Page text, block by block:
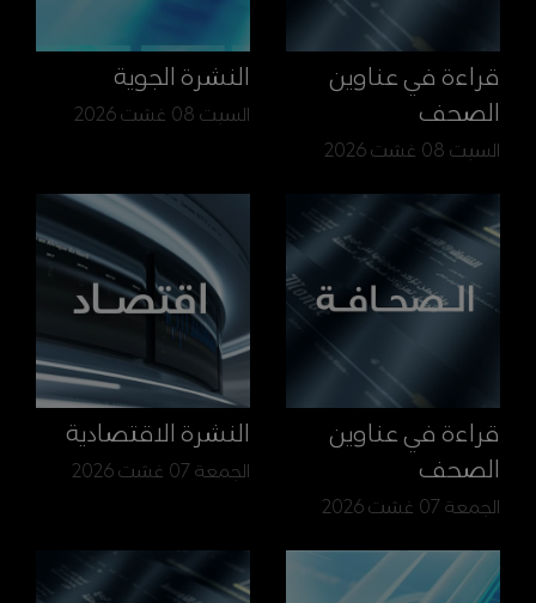
قراءة في عناوين
الصحف
السبت 08 غشت 2026
النشرة الجوية
السبت 08 غشت 2026
قراءة في عناوين
الصحف
الجمعة 07 غشت 2026
النشرة الاقتصادية
الجمعة 07 غشت 2026